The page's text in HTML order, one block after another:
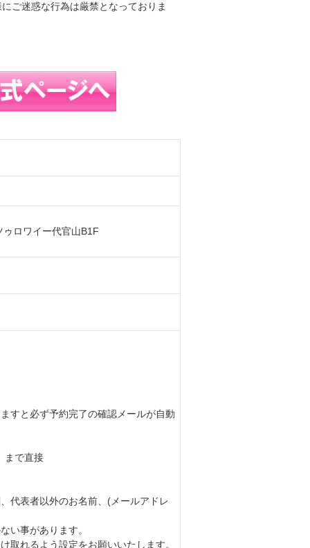
ご迷惑な行為は厳禁となっておりま
ロワイー代官山B1F
すと必ず予約完了の確認メールが自動
まで直接
代表者以外のお名前、(メールアドレ
い事があります。
取れるよう設定をお願いいたします。